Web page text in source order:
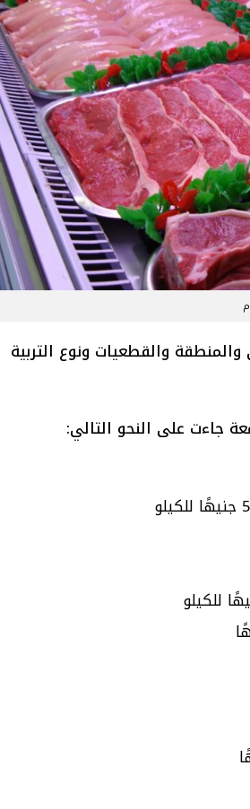
والقطعيات ونوع التربية
جاءت على النحو التالي: